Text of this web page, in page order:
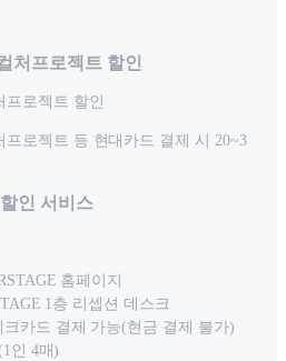
처프로젝트 할인
프로젝트 할인
로젝트 등 현대카드 결제 시 20~3
인 서비스
홈페이지
1층 리셉션 데스크
카드 결제 가능(현금 결제 불가)
인 4매)